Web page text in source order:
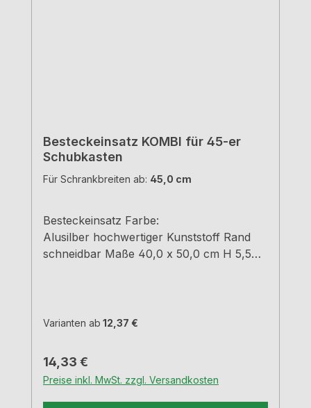
Besteckeinsatz KOMBI für 45-er
Schubkasten
Für Schrankbreiten ab: 45,0 cm
Besteckeinsatz Farbe:
Alusilber hochwertiger Kunststoff Rand
schneidbar Maße 40,0 x 50,0 cm H 5,5
Varianten ab 12,37 €
Regulärer Preis:
14,33 €
Preise inkl. MwSt. zzgl. Versandkosten